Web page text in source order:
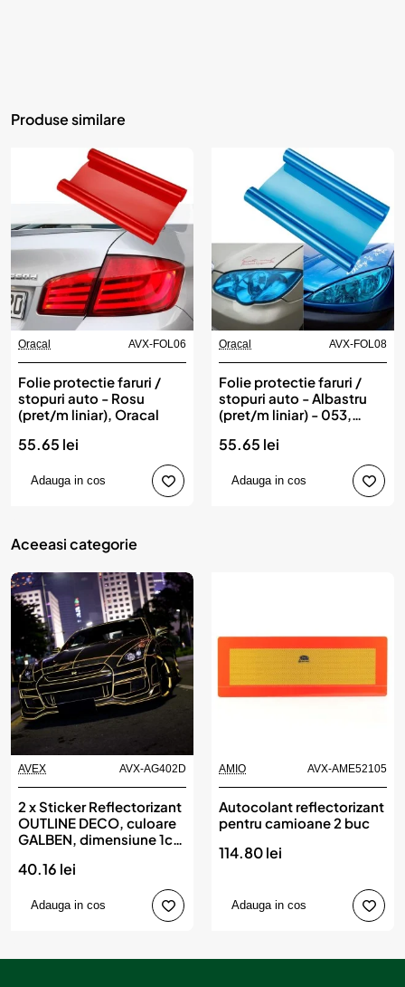
Produse similare
Oracal AVX-FOL06
Folie protectie faruri /
stopuri auto - Rosu
(pret/m liniar), Oracal
55.65 lei
Adauga in cos
Oracal AVX-FOL08
Folie protectie faruri /
stopuri auto - Albastru
(pret/m liniar) - 053,
55.65 lei
Adauga in cos
Aceeasi categorie
AVEX AVX-AG402D
2 x Sticker Reflectorizant
OUTLINE DECO, culoare
GALBEN, dimensiune 1cm
40.16 lei
Adauga in cos
AMIO AVX-AME52105
Autocolant reflectorizant
pentru camioane 2 buc
114.80 lei
Adauga in cos